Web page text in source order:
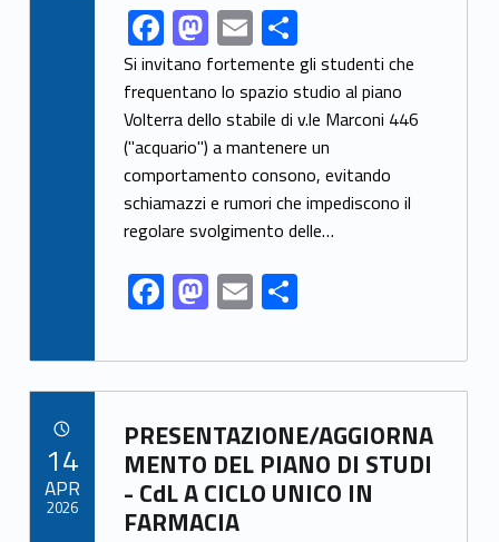
Link identifier share facebook archive #share-link-archive-9956F
ac
e
b
o
o
k
M
as
to
d
o
n
E
m
ai
l
S
h
ar
e
Si invitano fortemente gli studenti che
frequentano lo spazio studio al piano
Volterra dello stabile di v.le Marconi 446
("acquario") a mantenere un
comportamento consono, evitando
schiamazzi e rumori che impediscono il
regolare svolgimento delle…
F
ac
e
b
o
o
k
M
as
to
d
o
n
E
m
ai
l
S
ar
e
Link identifier archive #link-archive-19804
PRESENTAZIONE/AGGIORNA
MENTO DEL PIANO DI STUDI
- CdL A CICLO UNICO IN
FARMACIA
14
APR
2026